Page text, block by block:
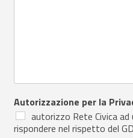
Autorizzazione per la
autorizzo Rete Civica
rispondere nel rispetto del